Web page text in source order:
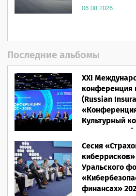
06.08.2026
Последние альбомы
XXI
конференция
(Russian
Культурный
28.05.2026
Сесия
Уральского
финансах»